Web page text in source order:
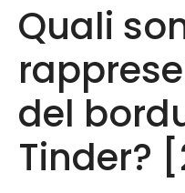
Quali
del
Tinder?